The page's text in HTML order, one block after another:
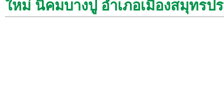
ใหม่ นิคมบางปู อำเภอเมืองสมุทรป